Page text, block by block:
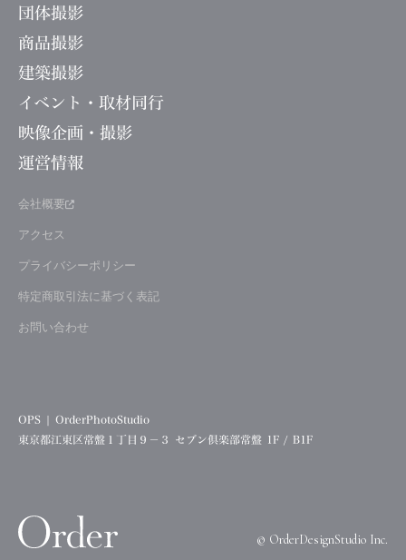
団体撮影
商品撮影
建築撮影
イベント・取材同行
映像企画・撮影
運営情報
会社概要
アクセス
プライバシーポリシー
特定商取引法に基づく表記
お問い合わせ
OPS | OrderPhotoStudio
東京都江東区常盤１丁目９−３ セブン倶楽部常盤 1F / B1F
©︎ OrderDesignStudio Inc.